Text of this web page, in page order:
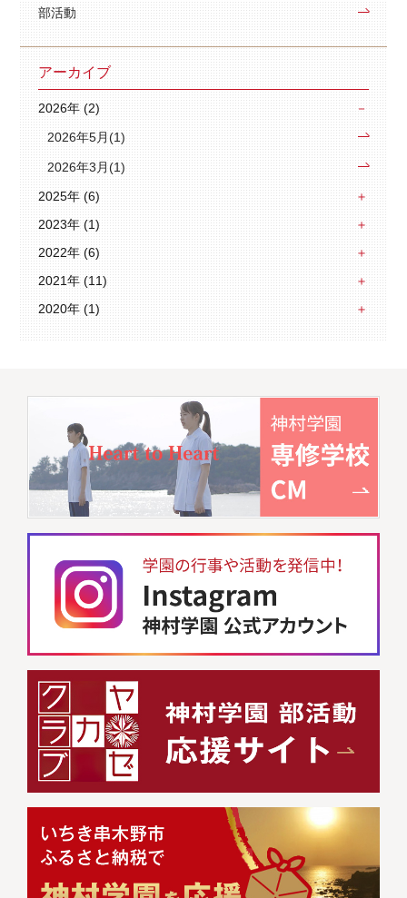
部活動
アーカイブ
2026年 (2)
2026年5月(1)
2026年3月(1)
2025年 (6)
2023年 (1)
2022年 (6)
2021年 (11)
2020年 (1)